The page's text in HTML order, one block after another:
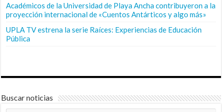
Académicos de la Universidad de Playa Ancha contribuyeron a la
proyección internacional de «Cuentos Antárticos y algo más»
UPLA TV estrena la serie Raíces: Experiencias de Educación
Pública
Buscar noticias